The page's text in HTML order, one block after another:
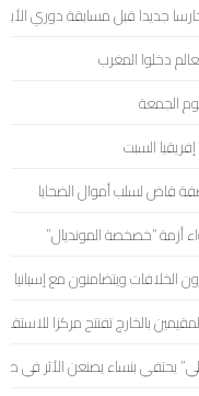
جديدا قبل مسابقة دوري
الجمعة
السبت
قاض لسلب أموال الضحايا
أزمة “خصخصة المونديال”
الخلافات ويتضامنون مع إسبانيا
بالخارج تفتتح مركزا
يحتفي بنساء يصنعن الأثر في